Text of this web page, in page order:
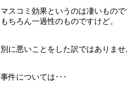
マスコミ効果というのは凄いもので
もちろん一過性のものですけど。
別に悪いことをした訳ではありま
事件については･･･